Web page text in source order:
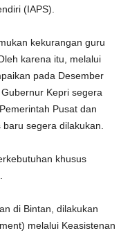
(IAPS).
kekurangan guru
karena itu, melalui
pada Desember
Kepri segera
Pusat dan
segera dilakukan.
khusus
di Bintan, dilakukan
melalui Keasistenan